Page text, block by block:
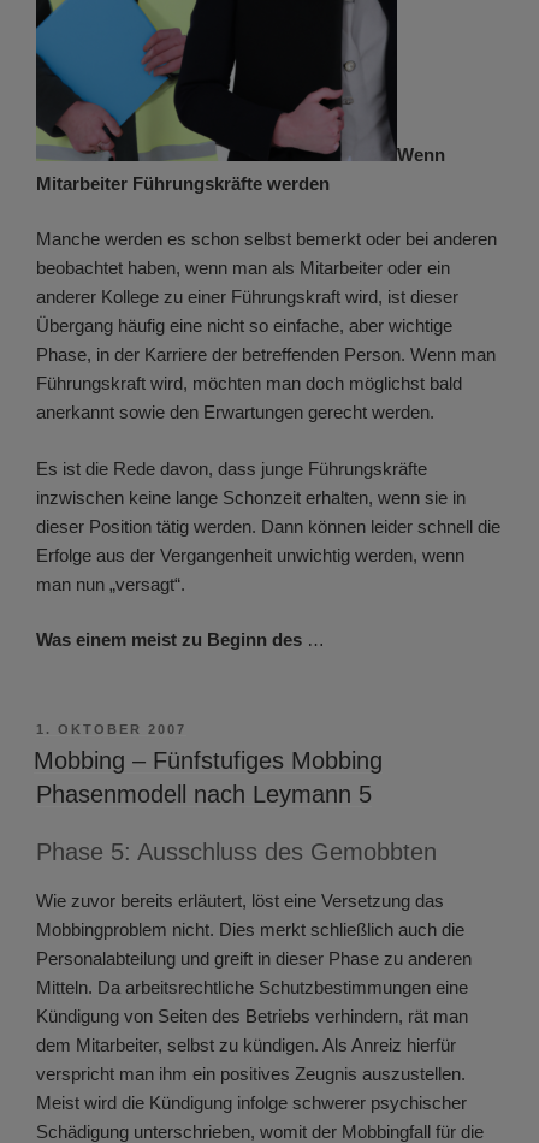
Wenn
Mitarbeiter Führungskräfte werden
Manche werden es schon selbst bemerkt oder bei anderen
beobachtet haben, wenn man als Mitarbeiter oder ein
anderer Kollege zu einer Führungskraft wird, ist dieser
Übergang häufig eine nicht so einfache, aber wichtige
Phase, in der Karriere der betreffenden Person. Wenn man
Führungskraft wird, möchten man doch möglichst bald
anerkannt sowie den Erwartungen gerecht werden.
Es ist die Rede davon, dass junge Führungskräfte
inzwischen keine lange Schonzeit erhalten, wenn sie in
dieser Position tätig werden. Dann können leider schnell die
Erfolge aus der Vergangenheit unwichtig werden, wenn
man nun „versagt“.
Was einem meist zu Beginn des …
VERÖFFENTLICHT
AM
1. OKTOBER 2007
Mobbing – Fünfstufiges Mobbing
Phasenmodell nach Leymann 5
Phase 5: Ausschluss des Gemobbten
Wie zuvor bereits erläutert, löst eine Versetzung das
Mobbingproblem nicht. Dies merkt schließlich auch die
Personalabteilung und greift in dieser Phase zu anderen
Mitteln. Da arbeitsrechtliche Schutzbestimmungen eine
Kündigung von Seiten des Betriebs verhindern, rät man
dem Mitarbeiter, selbst zu kündigen. Als Anreiz hierfür
verspricht man ihm ein positives Zeugnis auszustellen.
Meist wird die Kündigung infolge schwerer psychischer
Schädigung unterschrieben, womit der Mobbingfall für die